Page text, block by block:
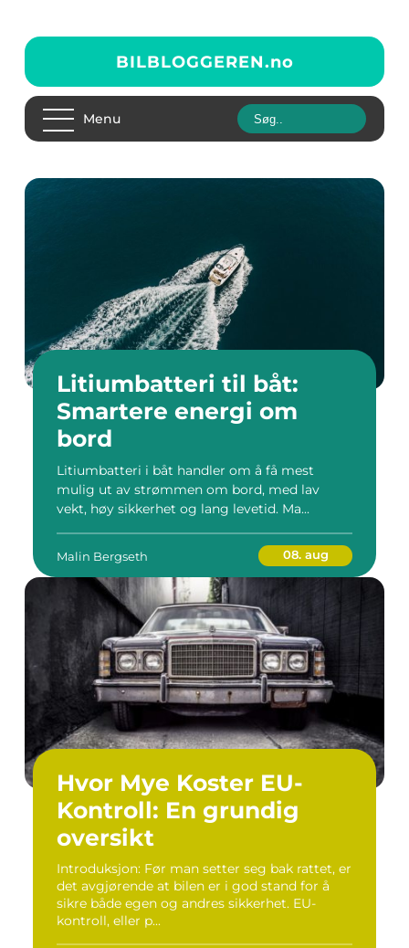
BILBLOGGEREN.no
Menu
Litiumbatteri til båt:
Smartere energi om
bord
Litiumbatteri i båt handler om å få mest
mulig ut av strømmen om bord, med lav
vekt, høy sikkerhet og lang levetid. Ma...
Malin Bergseth 08. aug
Hvor Mye Koster EU-
Kontroll: En grundig
oversikt
Introduksjon: Før man setter seg bak rattet, er
det avgjørende at bilen er i god stand for å
sikre både egen og andres sikkerhet. EU-
kontroll, eller p...